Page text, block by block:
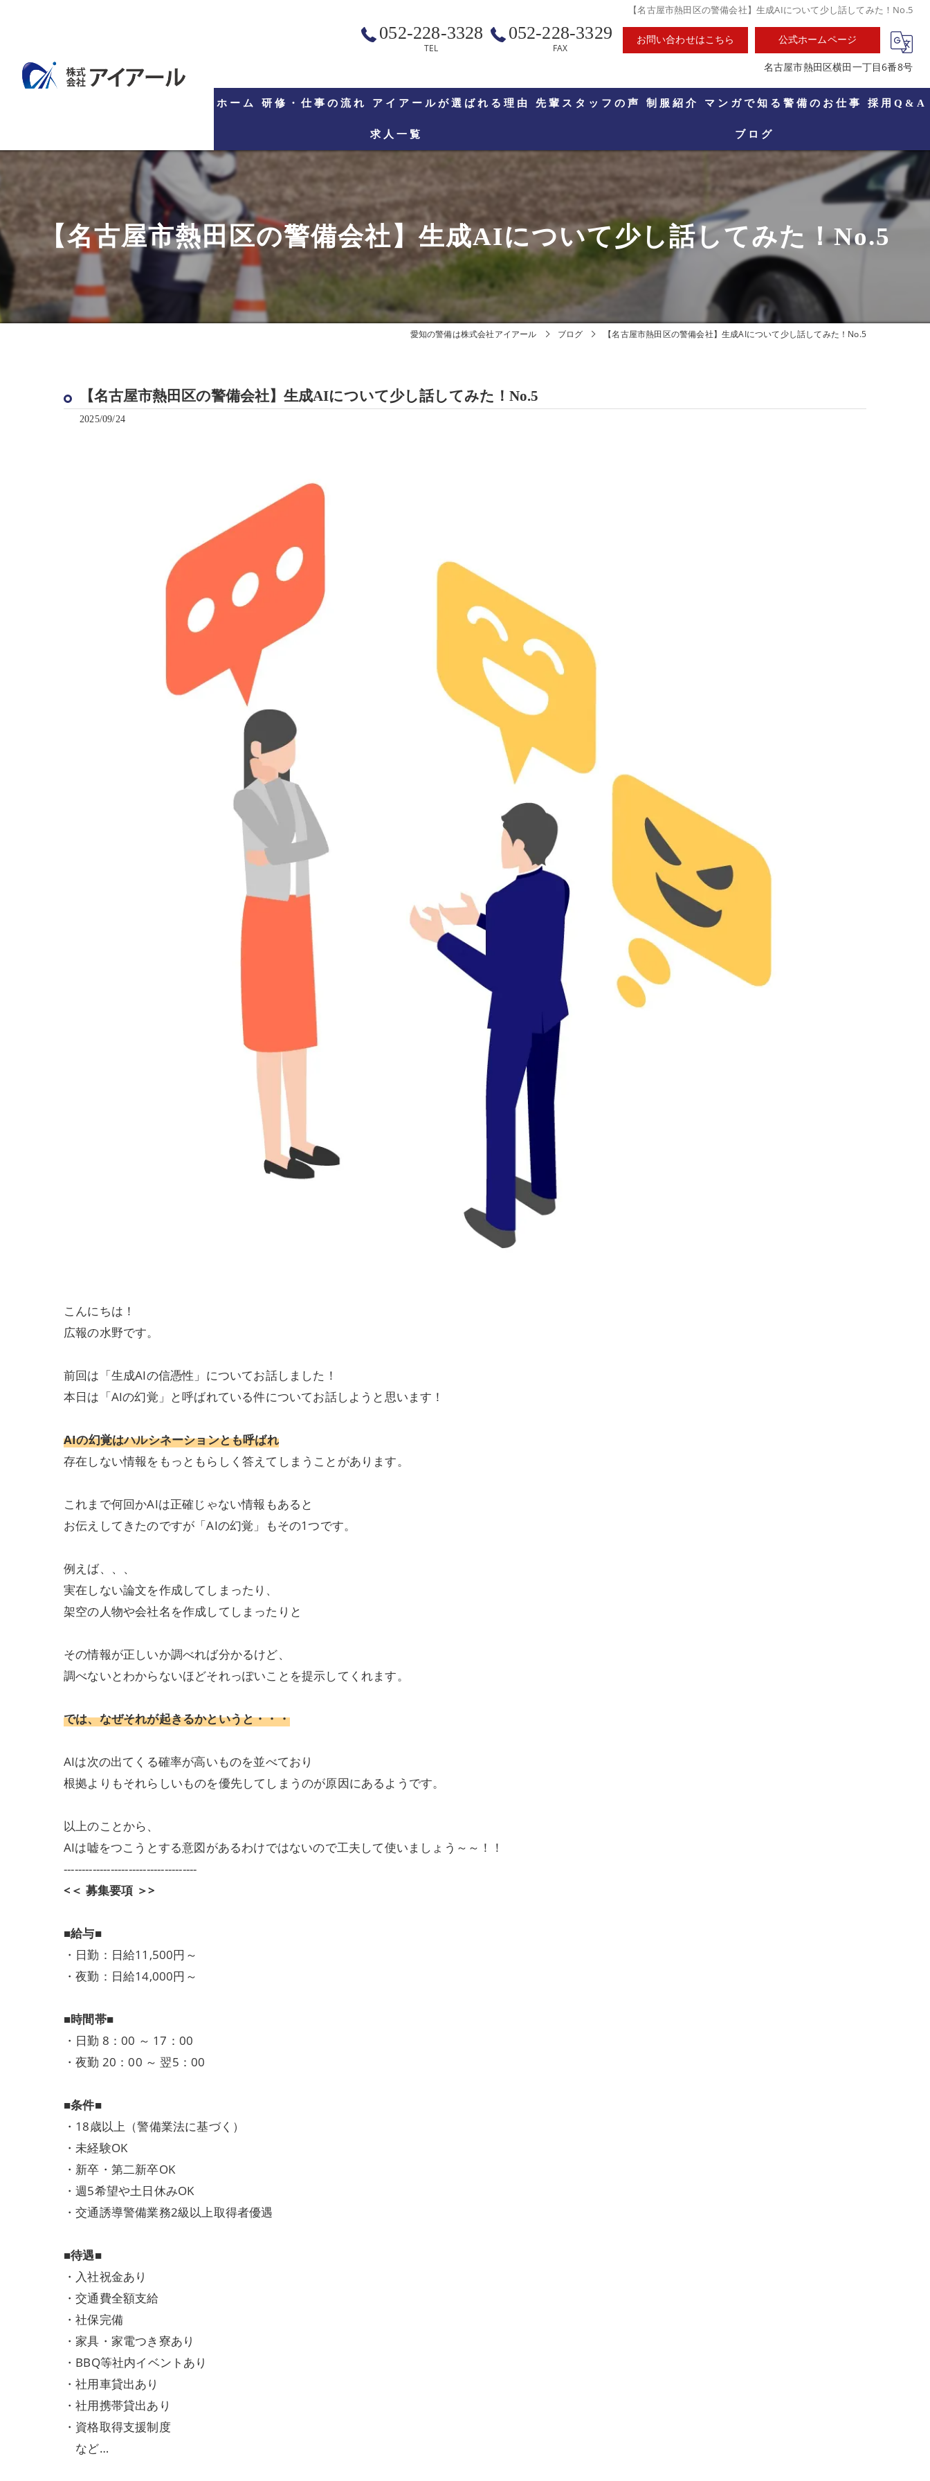
【名古屋市熱田区の警備会社】生成AIについて少し話してみた！No.5
052-228-3328
TEL
052-228-3329
FAX
お問い合わせはこちら 公式ホームページ
名古屋市熱田区横田一丁目6番8号
ホーム 研修・仕事の流れ アイアールが選ばれる理由 先輩スタッフの声 制服紹介 マンガで知る警備のお仕事 採用Q&A
求人一覧 ブログ
【名古屋市熱田区の警備会社】生成AIについて少し話してみた！No.5
愛知の警備は株式会社アイアール ブログ 【名古屋市熱田区の警備会社】生成AIについて少し話してみた！No.5
【名古屋市熱田区の警備会社】生成AIについて少し話してみた！No.5
2025/09/24
こんにちは！
広報の水野です。
前回は「生成AIの信憑性」についてお話しました！
本日は「AIの幻覚」と呼ばれている件についてお話しようと思います！
AIの幻覚はハルシネーションとも呼ばれ
存在しない情報をもっともらしく答えてしまうことがあります。
これまで何回かAIは正確じゃない情報もあると
お伝えしてきたのですが「AIの幻覚」もその1つです。
例えば、、、
実在しない論文を作成してしまったり、
架空の人物や会社名を作成してしまったりと
その情報が正しいか調べれば分かるけど、
調べないとわからないほどそれっぽいことを提示してくれます。
では、なぜそれが起きるかというと・・・
AIは次の出てくる確率が高いものを並べており
根拠よりもそれらしいものを優先してしまうのが原因にあるようです。
以上のことから、
AIは嘘をつこうとする意図があるわけではないので工夫して使いましょう～～！！
-------------------------------------
<＜ 募集要項 ＞>
■給与■
・日勤：日給11,500円～
・夜勤：日給14,000円～
■時間帯■
・日勤 8：00 ～ 17：00
・夜勤 20：00 ～ 翌5：00
■条件■
・18歳以上（警備業法に基づく）
・未経験OK
・新卒・第二新卒OK
・週5希望や土日休みOK
・交通誘導警備業務2級以上取得者優遇
■待遇■
・入社祝金あり
・交通費全額支給
・社保完備
・家具・家電つき寮あり
・BBQ等社内イベントあり
・社用車貸出あり
・社用携帯貸出あり
・資格取得支援制度
など…